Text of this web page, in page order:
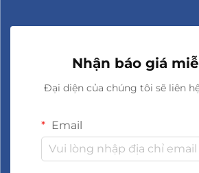
Nhận báo giá
Đại diện của chúng tôi sẽ liên
Email